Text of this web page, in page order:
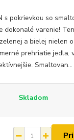
s pokrievkou so
dokonalé varenie!
a bielej nielen
prehriatie jedla,
Smaltovan...
Skladom